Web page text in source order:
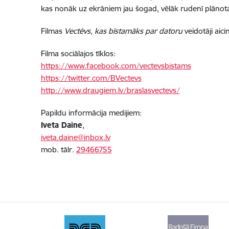
kas nonāk uz ekrāniem jau šogad, vēlāk rudenī
Filmas Vectēvs, kas bīstamāks par datoruveidotāji
Filma sociālajos tīklos:
https://www.facebook.com/vectevsbistams
https://twitter.com/BVectevs
http://www.draugiem.lv/braslasvectevs/
Papildu informācija medijiem:
Iveta Daine,
iveta.daine@inbox.lv
mob. tālr. 29466755